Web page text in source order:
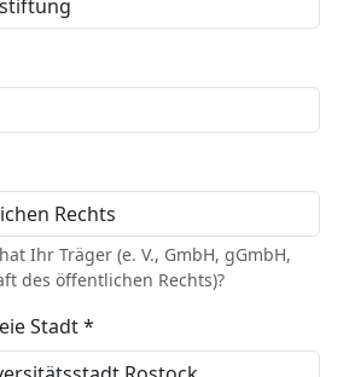
Ihr Träger (e. V., GmbH, gGmbH,
des öffentlichen Rechts)?
Stadt *